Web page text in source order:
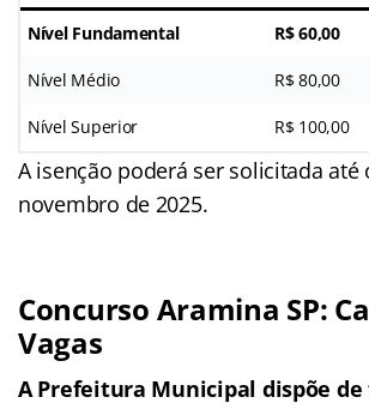
Nível Fundamental R$ 60,00
Nível Médio R$ 80,00
Nível Superior R$ 100,00
A isenção poderá ser solicitada até
novembro de 2025.
Concurso Aramina SP:
Vagas
A Prefeitura Municipal dispõe de